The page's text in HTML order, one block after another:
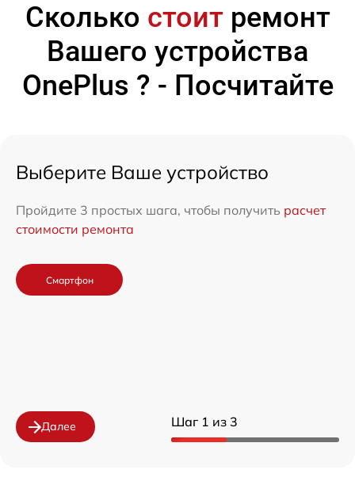
Сколько стоитремонт
Вашего устройства
OnePlus ? - Посчитайте
Шаг 1 из 3
Выберите Ваше устройство
Пройдите 3 простых шага, чтобы получить расчет
стоимости ремонта
Смартфон
Далее